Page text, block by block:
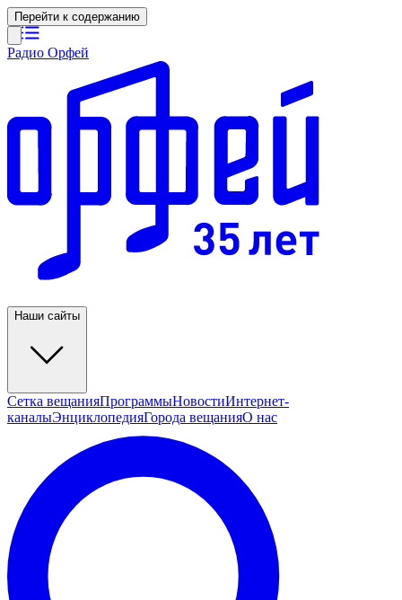
Перейти к содержанию
Радио Орфей
Наши сайты
Сетка вещанияПрограммыНовостиИнтернет-
каналыЭнциклопедияГорода вещанияО нас